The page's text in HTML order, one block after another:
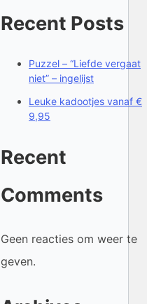
Recent Posts
Puzzel – “Liefde vergaat
niet” – ingelijst
Leuke kadootjes vanaf €
9,95
Recent
Comments
Geen reacties om weer te
geven.